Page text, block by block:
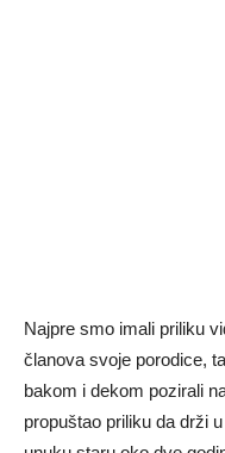
Najpre smo imali priliku
članova svoje porodice,
bakom i dekom pozirali
propuštao priliku da drži